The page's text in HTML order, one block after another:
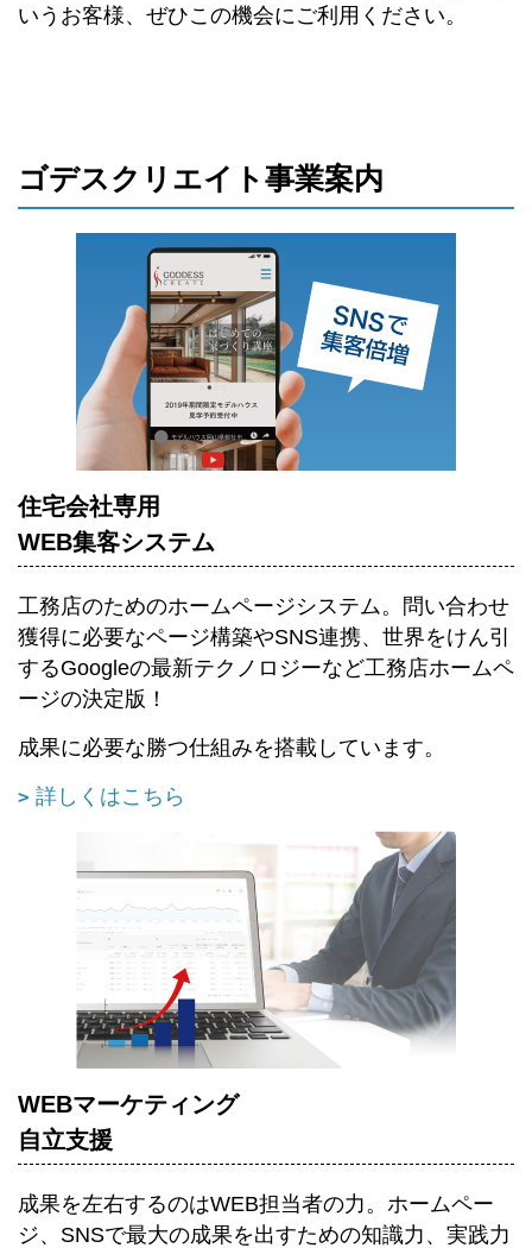
いうお客様、ぜひこの機会にご利用ください。
ゴデスクリエイト事業案内
住宅会社専用
WEB集客システム
工務店のためのホームページシステム。 問い合わせ
獲得に必要なページ構築やSNS連携、世界をけん引
するGoogleの最新テクノロジーなど工務店ホームペ
ージの決定版！
成果に必要な勝つ仕組みを搭載しています。
詳しくはこちら
WEBマーケティング
自立支援
成果を左右するのはWEB担当者の力。ホームペー
ジ、SNSで最大の成果を出すための知識力、実践力